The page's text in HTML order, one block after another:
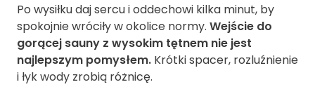
Po wysiłku daj sercu i oddechowi kilka minut, by
spokojnie wróciły w okolice normy. Wejście do
gorącej sauny z wysokim tętnem nie jest
najlepszym pomysłem. Krótki spacer, rozluźnienie
i łyk wody zrobią różnicę.